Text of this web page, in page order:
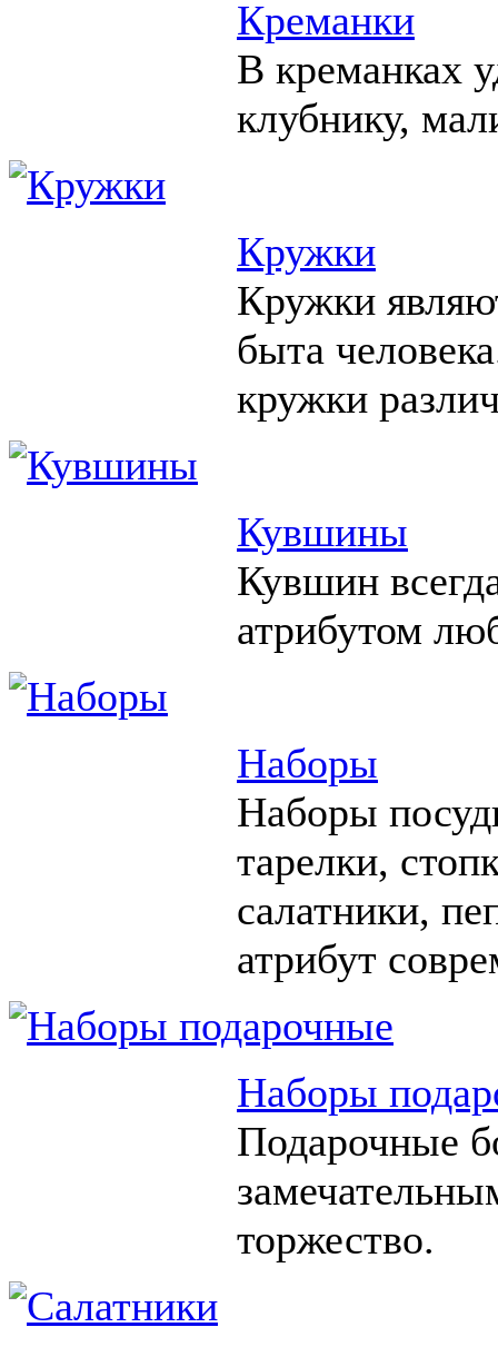
Креманки
В креманках
клубнику,
Кружки
Кружки
быта
кружки
Кувшины
Кувшин
атрибутом
Наборы
Наборы
тарелки,
салатники,
атрибут
Наборы
Подарочные
торжество.